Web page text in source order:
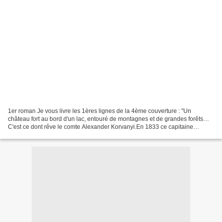
1er roman Je vous livre les 1ères lignes de la 4ème couverture : "Un
château fort au bord d'un lac, entouré de montagnes et de grandes forêts…
C'est ce dont rêve le comte Alexander Korvanyi.En 1833 ce capitaine